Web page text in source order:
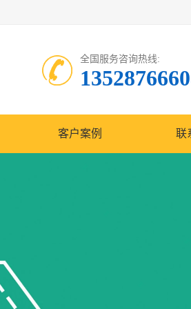
全国服务咨询热线:
客户案例 联